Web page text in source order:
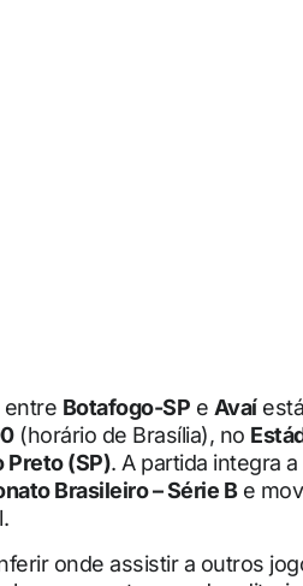
entre Botafogo-SP e Avaí
(horário de Brasília), no
Preto (SP). A partida integra
Brasileiro – Série Be
onde assistir a outros